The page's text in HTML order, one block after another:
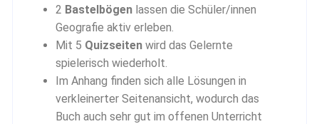
2 Bastelbögen lassen die Schüler/innen
Geografie aktiv erleben.
Mit 5 Quizseiten wird das Gelernte
spielerisch wiederholt.
Im Anhang finden sich alle Lösungen in
verkleinerter Seitenansicht, wodurch das
Buch auch sehr gut im offenen Unterricht